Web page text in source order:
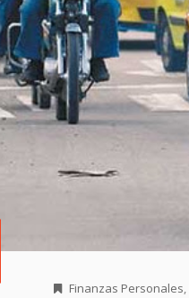
Finanzas Personales,